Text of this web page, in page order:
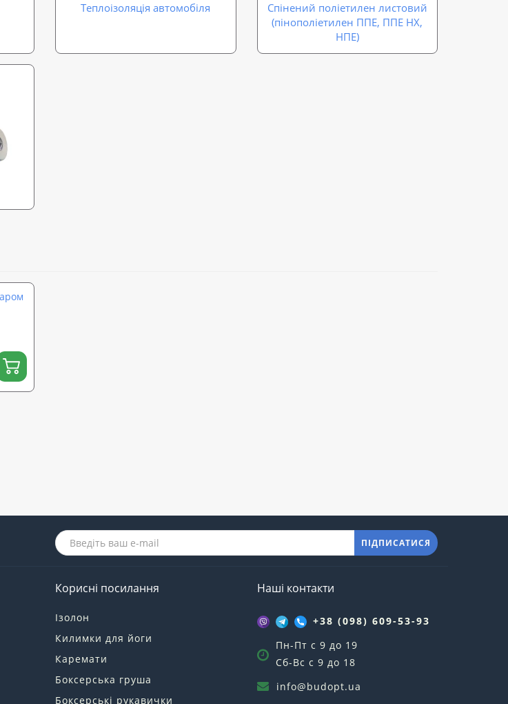
Теплоізоляція автомобіля
Спінений поліетилен листовий
(пінополіетилен ППЕ, ППЕ НХ,
НПЕ)
ПІДПИСАТИСЯ
Корисні посилання
Ізолон
Килимки для йоги
Каремати
Боксерська груша
Боксерські рукавички
Наші контакти
+38 (098) 609-53-93
Пн-Пт с 9 до 19
Сб-Вс с 9 до 18
info@budopt.ua